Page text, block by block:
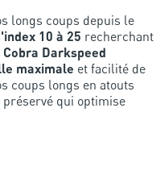
longs coups depuis le
10 à 25 recherchant
Darkspeed
maximale et facilité de
coups longs en atouts
qui optimise